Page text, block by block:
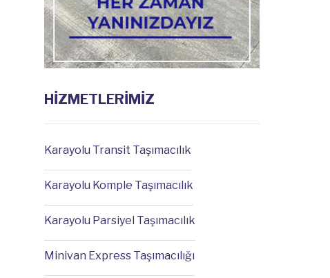
HİZMETLERİMİZ
Karayolu Transit Taşımacılık
Karayolu Komple Taşımacılık
Karayolu Parsiyel Taşımacılık
Minivan Express Taşımacılığı